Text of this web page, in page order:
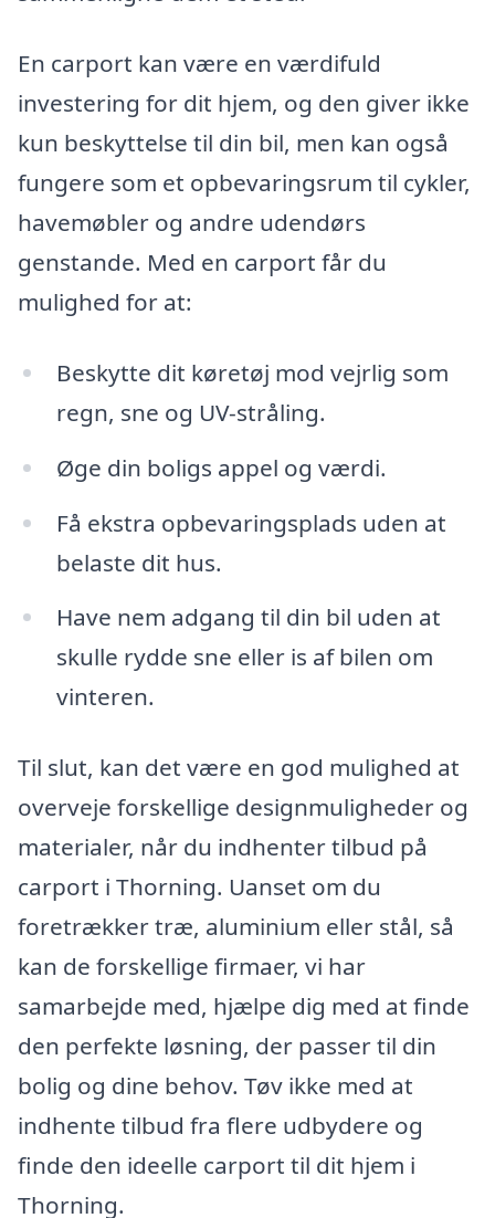
En carport kan være en værdifuld
investering for dit hjem, og den giver ikke
kun beskyttelse til din bil, men kan også
fungere som et opbevaringsrum til cykler,
havemøbler og andre udendørs
genstande. Med en carport får du
mulighed for at:
Beskytte dit køretøj mod vejrlig som
regn, sne og UV-stråling.
Øge din boligs appel og værdi.
Få ekstra opbevaringsplads uden at
belaste dit hus.
Have nem adgang til din bil uden at
skulle rydde sne eller is af bilen om
vinteren.
Til slut, kan det være en god mulighed at
overveje forskellige designmuligheder og
materialer, når du indhenter tilbud på
carport i Thorning. Uanset om du
foretrækker træ, aluminium eller stål, så
kan de forskellige firmaer, vi har
samarbejde med, hjælpe dig med at finde
den perfekte løsning, der passer til din
bolig og dine behov. Tøv ikke med at
indhente tilbud fra flere udbydere og
finde den ideelle carport til dit hjem i
Thorning.